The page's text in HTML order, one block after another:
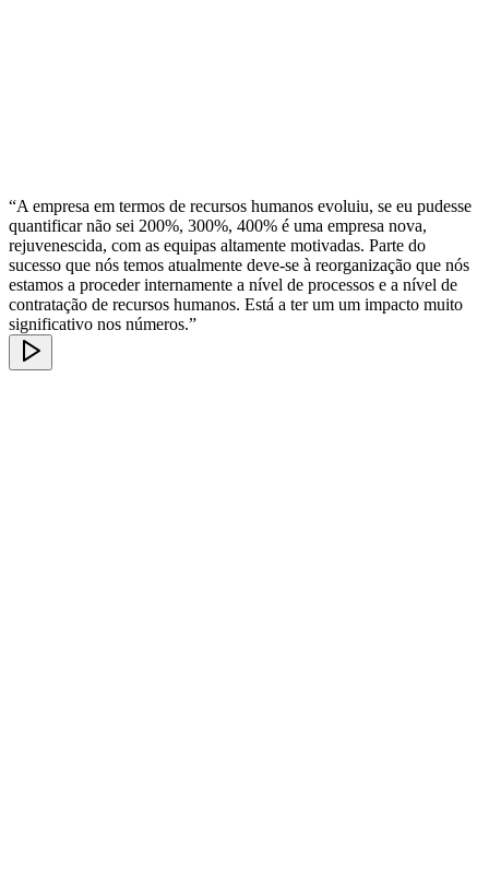
“A empresa em termos de recursos humanos evoluiu, se eu pudesse
quantificar não sei 200%, 300%, 400% é uma empresa nova,
rejuvenescida, com as equipas altamente motivadas. Parte do
sucesso que nós temos atualmente deve-se à reorganização que nós
estamos a proceder internamente a nível de processos e a nível de
contratação de recursos humanos. Está a ter um um impacto muito
significativo nos números.”